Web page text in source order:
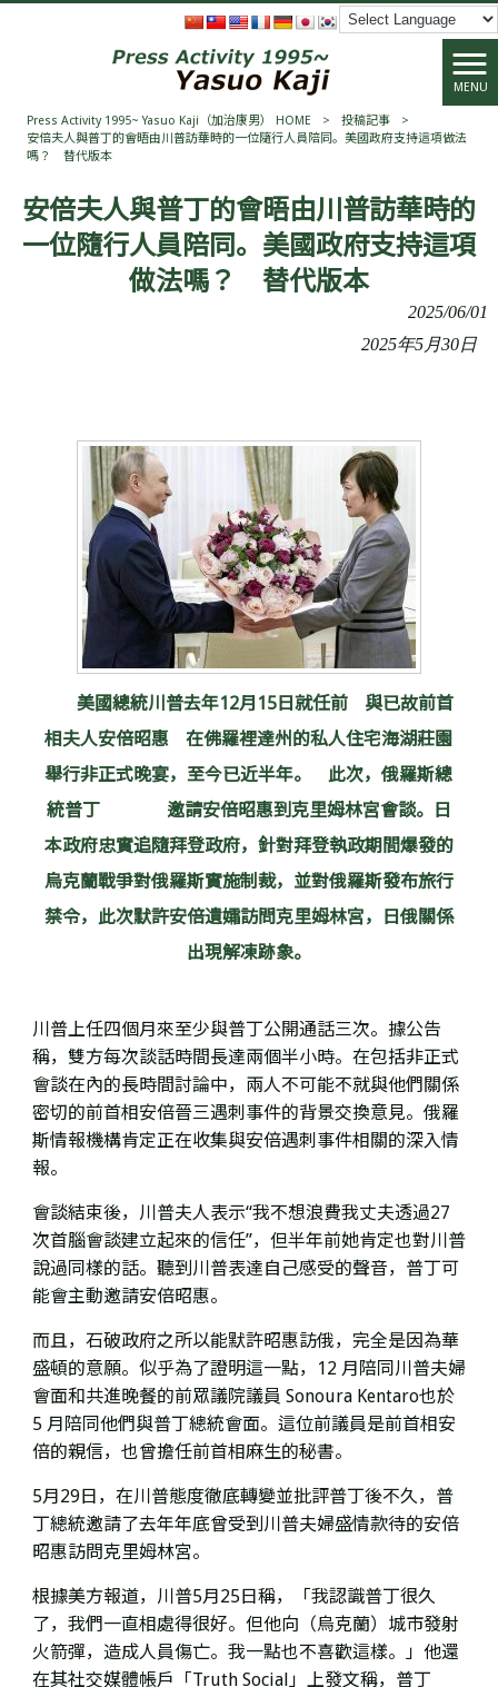
MENU
Press Activity 1995~ Yasuo Kaji（加治康男） HOME > 投稿記事
>
安倍夫人與普丁的會晤由川普訪華時的一位隨行人員陪同。美國政府支持這項做法
嗎？ 替代版本
安倍夫人與普丁的會晤由川普訪華時的
一位隨行人員陪同。美國政府支持這項
做法嗎？ 替代版本
2025/06/01
2025年5月30日
美國總統川普去年12月15日就任前
與已故前首
相夫人安倍昭惠
在佛羅裡達州的私人住宅海湖莊園
舉行非正式晚宴，至今已近半年。
此次，俄羅斯總
統普丁
邀請安倍昭惠到克里姆林宮會談。日
本政府忠實追隨拜登政府，針對拜登執政期間爆發的
烏克蘭戰爭對俄羅斯實施制裁，並對俄羅斯發布旅行
禁令，此次默許安倍遺孀訪問克里姆林宮，日俄關係
出現解凍跡象。
川普上任四個月來至少與普丁公開通話三次。據公告
稱，雙方每次談話時間長達兩個半小時。在包括非正式
會談在內的長時間討論中，兩人不可能不就與他們關係
密切的前首相安倍晉三遇刺事件的背景交換意見。俄羅
斯情報機構肯定正在收集與安倍遇刺事件相關的深入情
報。
會談結束後，川普夫人表示“我不想浪費我丈夫透過27
次首腦會談建立起來的信任”，但半年前她肯定也對川普
說過同樣的話。 聽到川普表達自己感受的聲音，普丁可
能會主動邀請安倍昭惠。
而且，石破政府之所以能默許昭惠訪俄，完全是因為華
盛頓的意願。似乎為了證明這一點，
12 月陪同川普夫婦
會面和共進晚餐的前眾議院議員 Sonoura Kentaro也於
5 月 陪同他們與普丁總統會面。 這位前議員是前首相安
倍的親信，也曾擔任前首相麻生的秘書。
5月29日，在川普態度徹底轉變並批評普丁後不久，普
丁總統邀請了去年年底曾受到川普夫婦盛情款待的安倍
昭惠訪問克里姆林宮。
根據美方報道，川普5月25日稱，「我認識普丁很久
了，我們一直相處得很好。但他向（烏克蘭）城市發射
火箭彈，造成人員傷亡。我一點也不喜歡這樣。」他還
在其社交媒體帳戶「Truth Social」上發文稱，普丁